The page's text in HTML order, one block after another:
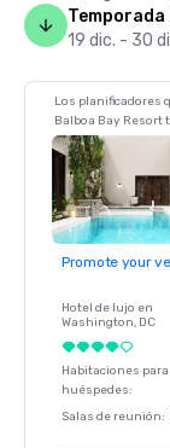
Temporada
19 dic. - 30
Los planificadores
Balboa Bay Resort
Promote your
Hotel de lujo en
Washington, DC
Habitaciones para
huéspedes:
Salas de reunión: